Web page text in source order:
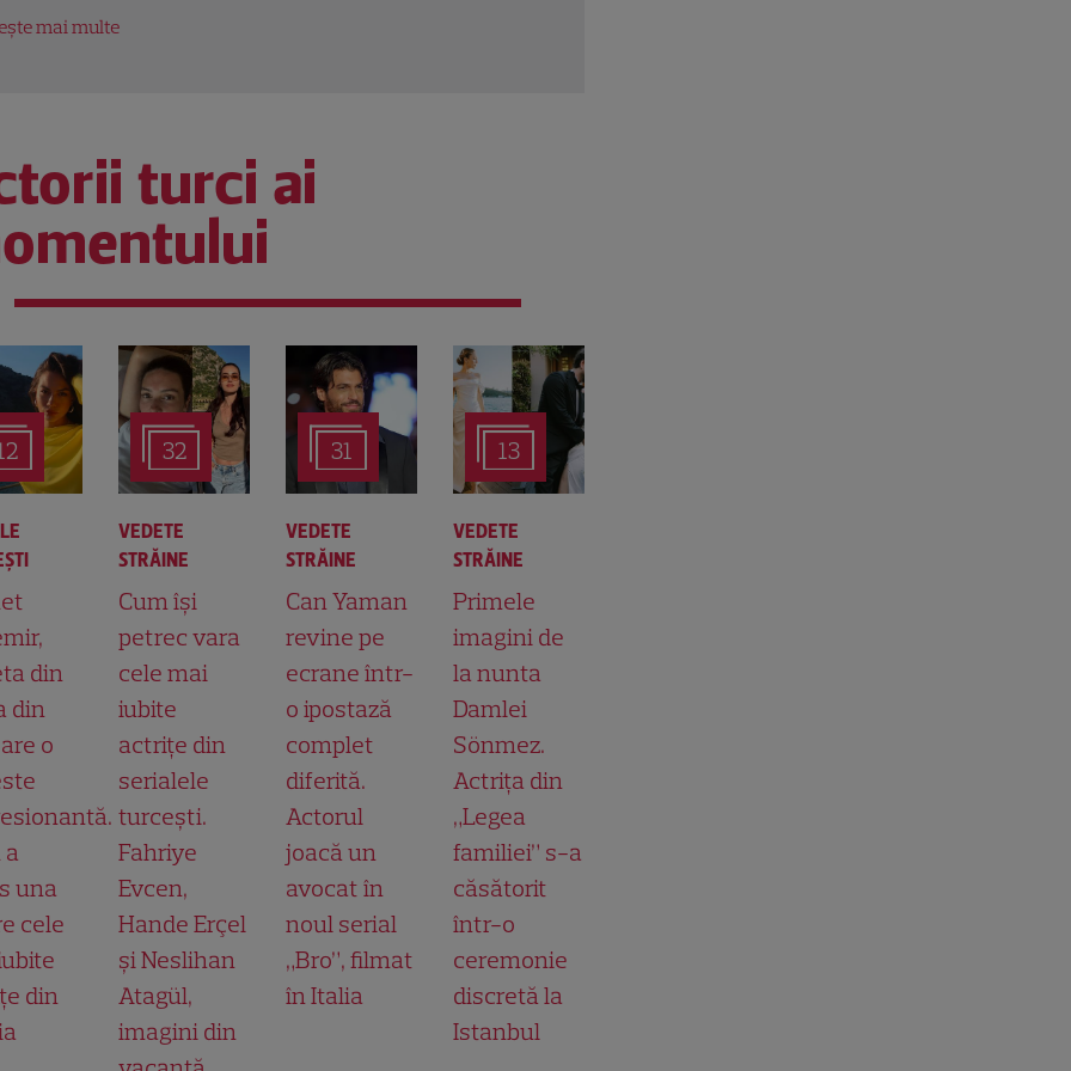
mai multe
turci ai
din
din
o
a
una
cele
din
32
VEDETE
STRĂINE
Cum își
petrec vara
cele mai
iubite
actrițe din
serialele
turcești.
Fahriye
Evcen,
Hande Erçel
și Neslihan
Atagül,
imagini din
31
VEDETE
STRĂINE
Can Yaman
revine pe
ecrane într-
o ipostază
complet
diferită.
Actorul
joacă un
avocat în
noul serial
„Bro”, filmat
în Italia
13
VEDETE
STRĂINE
Primele
imagini de
la nunta
Damlei
Sönmez.
Actrița din
„Legea
familiei” s-a
căsătorit
într-o
ceremonie
discretă la
Istanbul